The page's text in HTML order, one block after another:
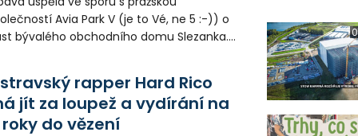
Avia Park V (je to Vé, ne 5 :-)) o
bývalého obchodního domu Slezanka.
zbývající části objektu. Může tak
v přípravě další etapy demolice.
rapper Hard Rico
jít za loupež a vydírání na
do vězení